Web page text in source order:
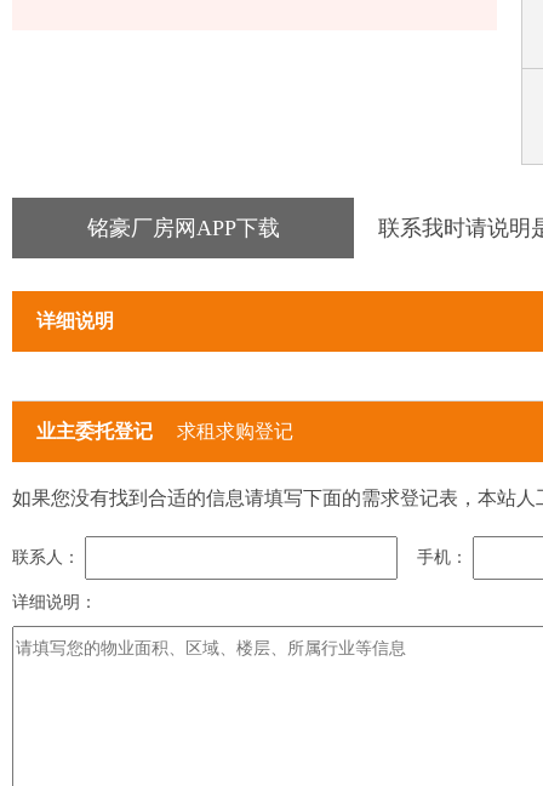
铭豪厂房网APP下载 联系我时请说明
详细说明
业主委托登记 求租求购登记
如果您没有找到合适的信息请填写下面的需求登记表，本站
联系人： 手机：
详细说明：